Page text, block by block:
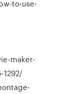
to-use-
maker-